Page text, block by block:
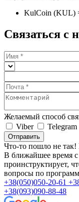
KulCoin (KUL)
Связаться с
Желаемый способ
Viber
Telegram
Отправить
Что-то пошло не
В ближайшее время с
проинструктирует,
вопросы по
+38(050)050-20-61
+38(093)090-88-48